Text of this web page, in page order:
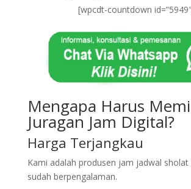
[wpcdt-countdown
Mengapa Harus
Juragan Jam Digital?
Harga Terjangkau
Kami adalah produsen jam jadwal sholat
sudah berpengalaman.